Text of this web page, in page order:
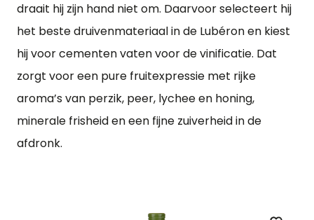
draait hij zijn hand niet om. Daarvoor selecteert hij
het beste druivenmateriaal in de Lubéron en kiest
hij voor cementen vaten voor de vinificatie. Dat
zorgt voor een pure fruitexpressie met rijke
aroma’s van perzik, peer, lychee en honing,
minerale frisheid en een fijne zuiverheid in de
afdronk.